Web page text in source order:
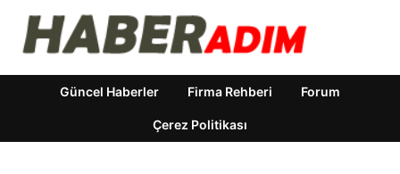
Güncel Haberler Firma Rehberi Forum
Çerez Politikası